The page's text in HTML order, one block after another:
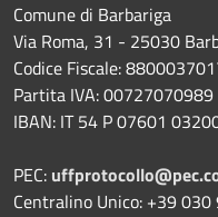
Comune di Barbariga
Via Roma, 31 - 25030
Codice Fiscale:
Partita IVA: 00727070989
IBAN: IT 54 P 07601
PEC:
Centralino Unico: +39